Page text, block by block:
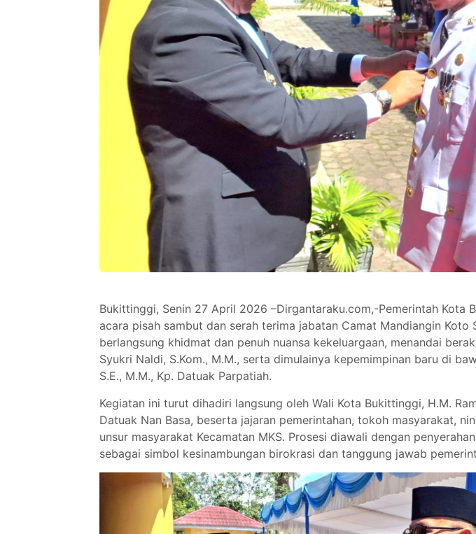
Bukittinggi, Senin 27 April 2026 –Dirgantaraku.com,-Pemerintah Kota
acara pisah sambut dan serah terima jabatan Camat Mandiangin Koto
berlangsung khidmat dan penuh nuansa kekeluargaan, menandai
Syukri Naldi, S.Kom., M.M., serta dimulainya kepemimpinan baru di
S.E., M.M., Kp. Datuak Parpatiah.
Kegiatan ini turut dihadiri langsung oleh Wali Kota Bukittinggi, H.M.
Datuak Nan Basa, beserta jajaran pemerintahan, tokoh masyarakat,
unsur masyarakat Kecamatan MKS. Prosesi diawali dengan
sebagai simbol kesinambungan birokrasi dan tanggung jawab